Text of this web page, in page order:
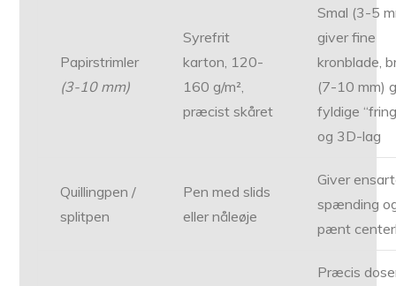
Papirstrimler
(3-10 mm)
Syrefrit
karton, 120-
160 g/m²,
præcist skåret
Smal (3-5
giver fine
kronblade,
(7-10 mm)
fyldige
og 3D-lag
Quillingpen /
splitpen
Pen med slids
eller nåleøje
Giver
spænding
pænt
Præcis